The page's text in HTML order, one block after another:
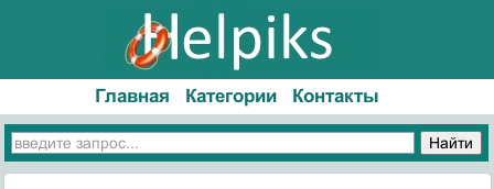
Главная Категории Контакты